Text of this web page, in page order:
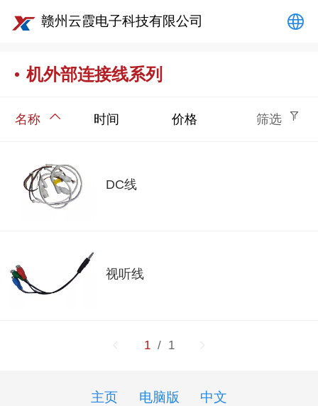
赣州云霞电子科技有限公司
机外部连接线系列
名称 时间 价格 筛选
DC线
视听线
1 / 1
主页 电脑版 中文